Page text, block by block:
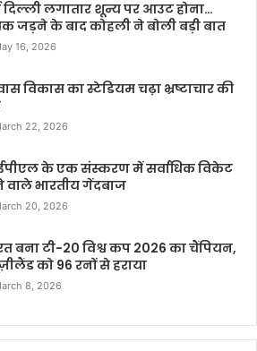
लगातार शून्य पर आउट होना…
जड़ने के बाद कोहली ने बोली बड़ी बात
16, 2026
विकास का स्टेडियम चढ़ा भ्रष्टाचार की
22, 2026
के एक संस्करण में सर्वाधिक विकेट
भारतीय गेंदबाज
20, 2026
बना टी-20 विश्व कप 2026 का चैंपियन,
को 96 रनों से हराया
8, 2026